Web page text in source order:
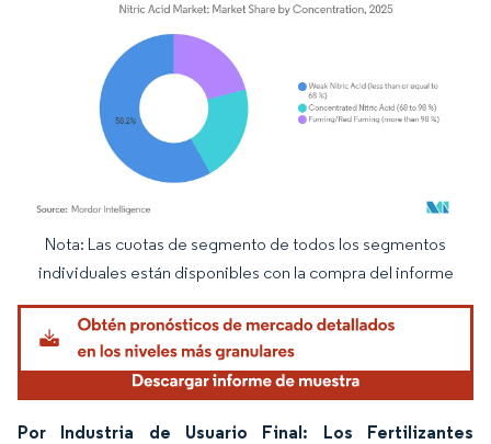
Imagen © Mordor Intelligence. El uso requiere atribución según CC BY 4.0.
Nota: Las cuotas de segmento de todos los segmentos
individuales están disponibles con la compra del informe
Por Industria de Usuario Final: Los Fertilizantes